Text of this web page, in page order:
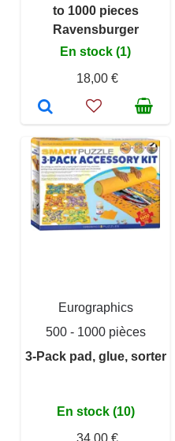
to 1000 pieces
Ravensburger
En stock (1)
18,00 €
Eurographics
500 - 1000 pièces
3-Pack pad, glue, sorter
En stock (10)